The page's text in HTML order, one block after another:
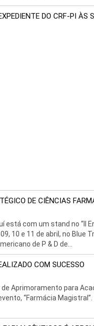
DO CRF-PI ÀS
DE CIÊNCIAS
está com um stand no “II
10 e 11 de abril, no Blue
de P & D de...
COM SUCESSO
de Aprimoramento para
“Farmácia